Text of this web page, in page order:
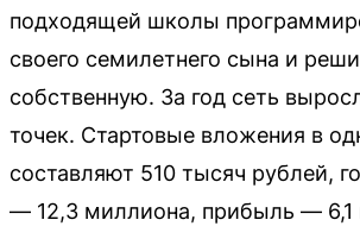
подходящей школы
своего семилетнего сына и
собственную. За год сеть
точек. Стартовые вложения в
составляют 510 тысяч рублей,
— 12,3 миллиона, прибыль — 6,1